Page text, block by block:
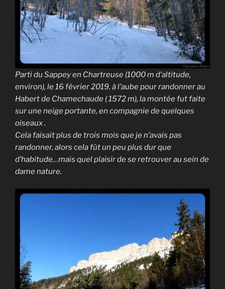
Parti du Sappey en Chartreuse (1000 m d’altitude,
environ), le 16 février 2019, à l’aube pour randonner au
Habert de Chamechaude ( 1572 m), la montée fut faite
sur une neige portante, en compagnie de quelques
oiseaux .
Cela faisait plus de trois mois que je n’avais pas
randonner, alors cela fût un peu plus dur que
d’habitude…mais quel plaisir de se retrouver au sein de
dame nature.